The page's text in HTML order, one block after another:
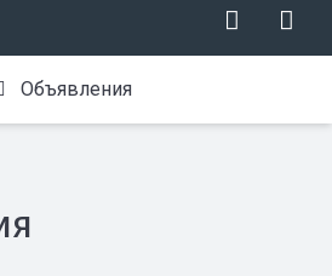
Объявления